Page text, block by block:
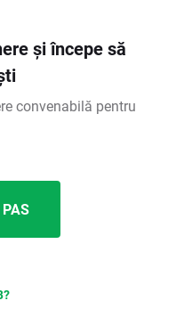
și începe să
convenabilă pentru